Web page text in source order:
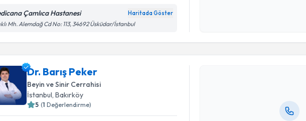
Çamlıca Hastanesi Haritada Göster
Mh. Alemdağ Cd No: 113, 34692 Üsküdar/İstanbul
Takvim Talebini
Dr. Barış Peker
Beyin ve Sinir Cerrahisi
İstanbul, Bakırköy
5 (1 Değerlendirme)
Randevu Takvimi Talebi
Dr. Barış Peker